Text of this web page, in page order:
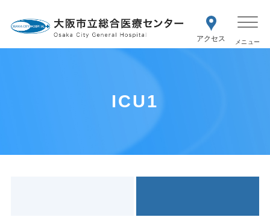
セス
ICU1
紹介状をお持ちの方はこちら
再診の予約変更はこちら